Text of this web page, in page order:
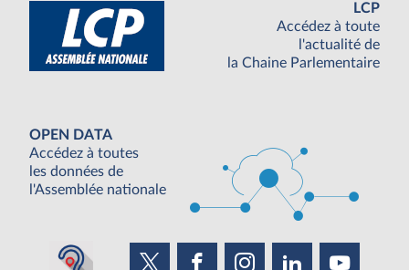
LCP
Accédez à toute
l'actualité de
la Chaine Parlementaire
OPEN DATA
Accédez à toutes
les données de
l'Assemblée nationale